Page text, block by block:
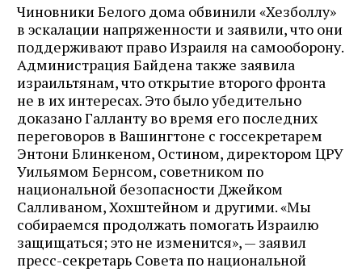
Чиновники Белого дома обвинили «Хезболлу»
в эскалации напряженности и заявили, что они
поддерживают право Израиля на самооборону.
Администрация Байдена также заявила
израильтянам, что открытие второго фронта
не в их интересах. Это было убедительно
доказано Галланту во время его последних
переговоров в Вашингтоне с госсекретарем
Энтони Блинкеном, Остином, директором ЦРУ
Уильямом Бернсом, советником по
национальной безопасности Джейком
Салливаном, Хохштейном и другими. «Мы
собираемся продолжать помогать Израилю
защищаться; это не изменится», — заявил
пресс-секретарь Совета по национальной